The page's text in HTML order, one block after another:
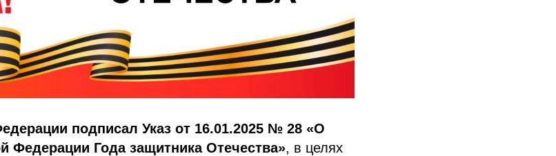
подписал Указ от 16.01.2025 № 28 «О
Федерации Года защитника Отечества», в целях